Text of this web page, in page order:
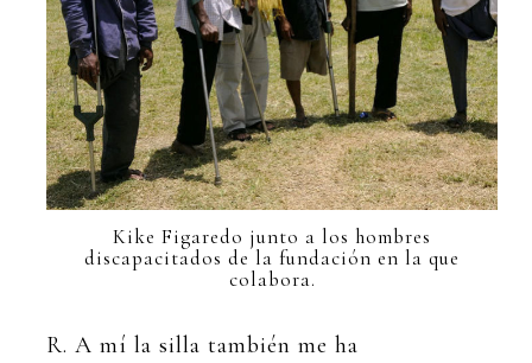
Kike Figaredo junto a los hombres
discapacitados de la fundación en la que
colabora.
R. A mí la silla también me ha